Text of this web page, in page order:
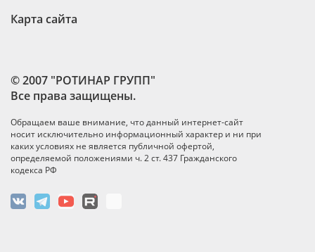
© 2007 "РОТИНАР ГРУПП"
Все права защищены.
Обращаем ваше внимание, что данный интернет-сайт
носит исключительно информационный характер и ни при
каких условиях не является публичной офертой,
определяемой положениями ч. 2 ст. 437 Гражданского
кодекса РФ
Карта сайта